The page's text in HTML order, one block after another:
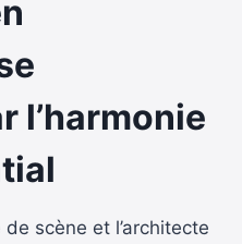
l’harmonie
scène et l’architecte